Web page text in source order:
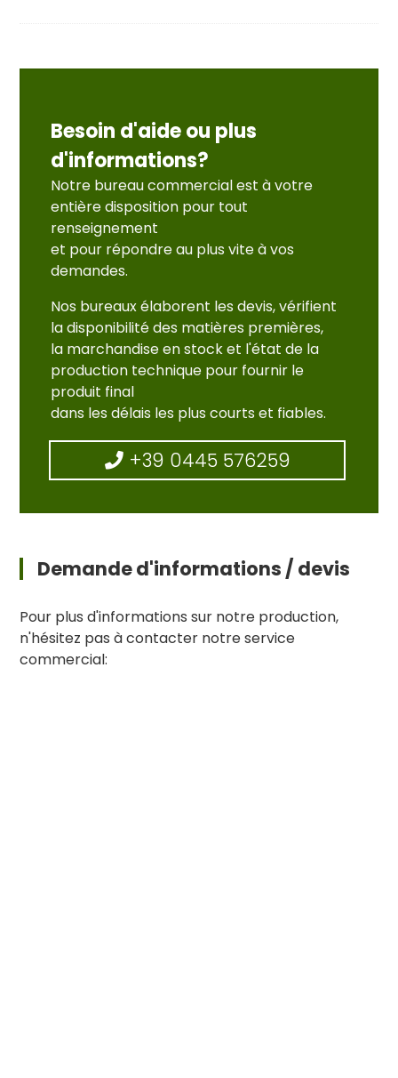
Besoin d'aide ou plus
d'informations?
Notre bureau commercial est à votre
entière disposition pour tout
renseignement
et pour répondre au plus vite à vos
demandes.
Nos bureaux élaborent les devis, vérifient
la disponibilité des matières premières,
la marchandise en stock et l'état de la
production technique pour fournir le
produit final
dans les délais les plus courts et fiables.
+39 0445 576259
Demande d'informations / devis
Pour plus d'informations sur notre production,
n'hésitez pas à contacter notre service
commercial: